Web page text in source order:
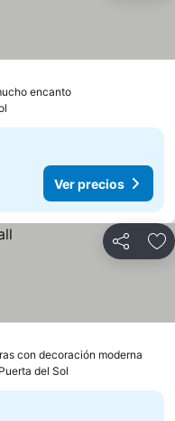
encantoVer precios
Ver precios
Compartir
con decoración moderna
del Sol